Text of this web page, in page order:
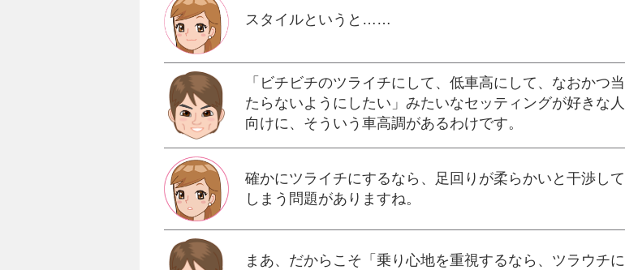
スタイルというと……
「ビチビチのツライチにして、低車高にして、なおかつ当
たらないようにしたい」みたいなセッティングが好きな人
向けに、そういう車高調があるわけです。
確かにツライチにするなら、足回りが柔らかいと干渉して
しまう問題がありますね。
まあ、だからこそ「乗り心地を重視するなら、ツラウチに